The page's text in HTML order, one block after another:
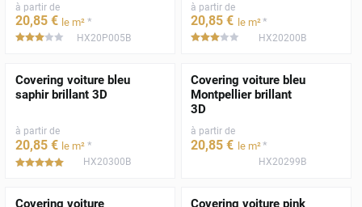
à partir de
20,85 € le m² *
***** HX20P005B
à partir de
20,85 € le m²*
***** HX20200B
Covering voiture bleu
saphir brillant 3D
à partir de
20,85 € le m² *
*****HX20300B
Covering voiture bleu
Montpellier brillant
3D
à partir de
20,85 € le m²*
HX20299B
Covering voiture
Covering voiture pink